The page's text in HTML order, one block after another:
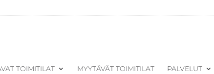
TOIMITILAT MYYTÄVÄT TOIMITILAT PALVELUT